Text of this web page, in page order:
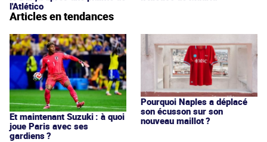
l'Atlético
Articles en tendances
Et maintenant Suzuki : à quoi
joue Paris avec ses
gardiens ?
Pourquoi Naples a déplacé
son écusson sur son
nouveau maillot ?